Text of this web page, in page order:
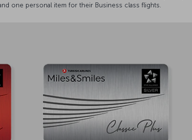
one personal item for their Business class flights.